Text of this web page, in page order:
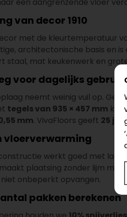
van decor 1910
met de kleurtemperatuur
architectonische basis en
staal, mat keukenwerk en
voor dagelijks gebruik
neemt weinig vuil op.
tegels van 935 × 457 mm
mm. VivaFloors geeft 25
vloerverwarming
werkt goed met
plaatsing zonder lijm
onbeperkt opvangen.
pakken berekenen